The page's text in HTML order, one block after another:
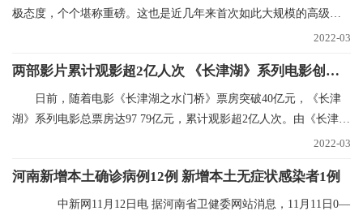
极态度，个个堪称重磅。这也是近几年来首次如此大规模的高级别
2022-03
两部影片累计观影超2亿人次 《长津湖》系列电影创纪录
日前，随着电影《长津湖之水门桥》票房突破40亿元，《长津
湖》系列电影总票房达97 79亿元，累计观影超2亿人次。由《长津
2022-03
河南新增本土确诊病例12例 新增本土无症状感染者1例
中新网11月12日电 据河南省卫健委网站消息，11月11日0—